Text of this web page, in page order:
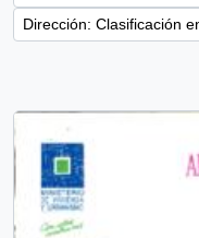
Dirección: Clasificación